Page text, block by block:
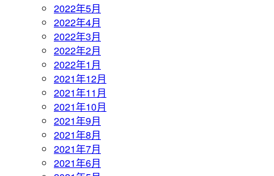
2022年5月
2022年4月
2022年3月
2022年2月
2022年1月
2021年12月
2021年11月
2021年10月
2021年9月
2021年8月
2021年7月
2021年6月